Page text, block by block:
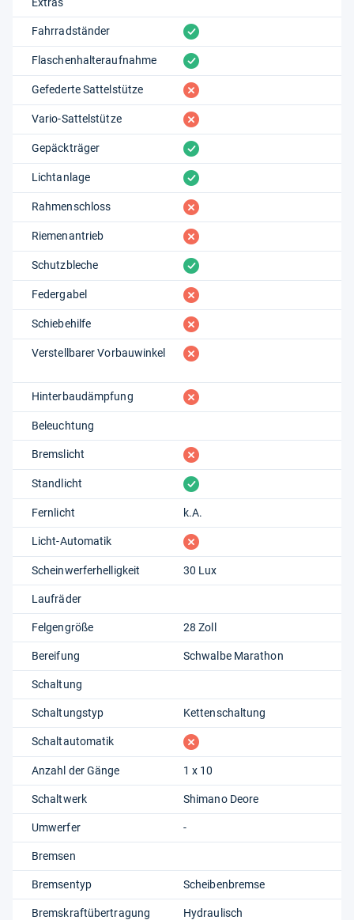
Fahrradständer vorhanden
Flaschenhalteraufnahme vorhanden
Gefederte Sattelstütze fehlt
Vario-Sattelstütze fehlt
Gepäckträger vorhanden
Lichtanlage vorhanden
Rahmenschloss fehlt
Riemenantrieb fehlt
Schutzbleche vorhanden
Federgabel fehlt
Schiebehilfe fehlt
Verstellbarer Vorbauwinkel fehlt
Hinterbaudämpfung fehlt
Beleuchtung
Bremslicht fehlt
Standlicht vorhanden
Fernlicht k.A.
Licht-Automatik fehlt
Scheinwerferhelligkeit 30 Lux
Laufräder
Felgengröße 28 Zoll
Bereifung Schwalbe Marathon
Schaltung
Schaltungstyp Kettenschaltung
Schaltautomatik fehlt
Anzahl der Gänge 1 x 10
Schaltwerk Shimano Deore
Umwerfer -
Bremsen
Bremsentyp Scheibenbremse
Bremskraftübertragung Hydraulisch